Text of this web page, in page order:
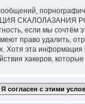
если мы
удалить,
Хотя эта
хакеров, которые